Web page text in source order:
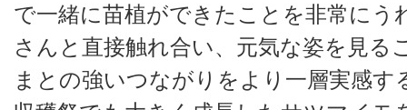
で一緒に苗植ができたことを非常にう
さんと直接触れ合い、元気な姿を見る
まとの強いつながりをより一層実感